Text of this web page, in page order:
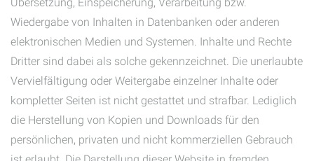
Übersetzung, Einspeicherung, Verarbeitung bzw.
Wiedergabe von Inhalten in Datenbanken oder anderen
elektronischen Medien und Systemen. Inhalte und Rechte
Dritter sind dabei als solche gekennzeichnet. Die unerlaubte
Vervielfältigung oder Weitergabe einzelner Inhalte oder
kompletter Seiten ist nicht gestattet und strafbar. Lediglich
die Herstellung von Kopien und Downloads für den
persönlichen, privaten und nicht kommerziellen Gebrauch